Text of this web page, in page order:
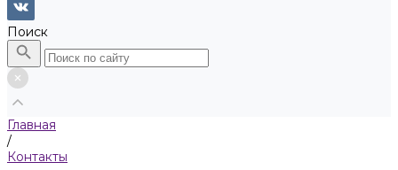
Поиск
Главная
/
Контакты